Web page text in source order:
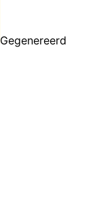
Gegenereerd